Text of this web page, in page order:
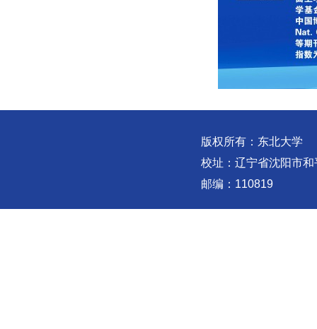
版权所有：东北大学
校址：辽宁省沈阳市
邮编：110819